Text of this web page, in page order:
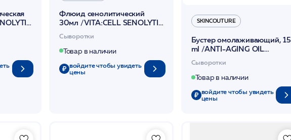
Флюид сенолитический
30мл /VITA:CELL SENOLYTIC
Сыворотки
Товар в наличии
войдите чтобы увидеть
цены
SKINCOUTURE
Бустер омолаживающий, 15
ml /ANTI-AGING OIL
BOOSTER/SKINCOUTURE
Сыворотки
Товар в наличии
войдите чтобы увидеть
цены